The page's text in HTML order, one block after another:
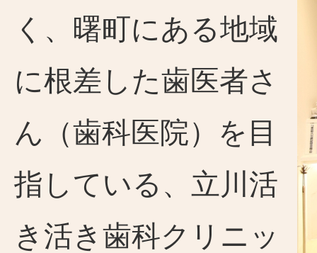
く、曙町にある地域
に根差した歯医者さ
ん（歯科医院）を目
指している、立川活
き活き歯科クリニッ